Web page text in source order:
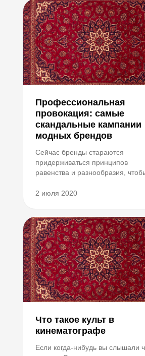
чтобы заинтересова...
Профессиональная
провокация: самые
скандальные кампании
модных брендов
Сейчас бренды стараются
придерживаться принципов
равенства и разнообразия,
съемками, но еще несколько лет
отсылки к наркомании и
со...
2 июля 2020
Что такое культ в
кинематографе
Если когда-нибудь вы слышали